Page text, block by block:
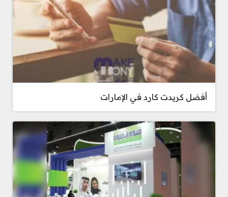
أفضل كريدت كارد في الإمارات